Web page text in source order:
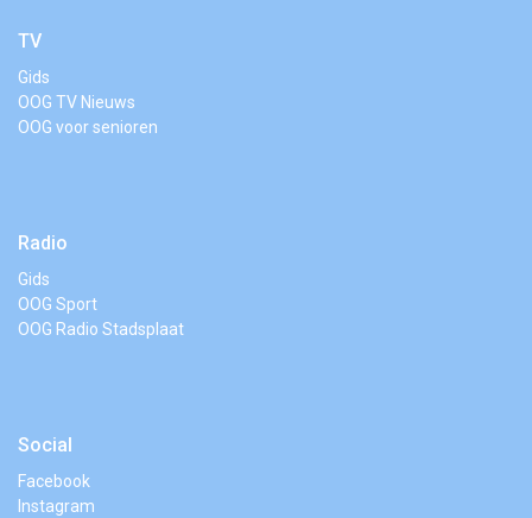
TV
Gids
OOG TV Nieuws
OOG voor senioren
Radio
Gids
OOG Sport
OOG Radio Stadsplaat
Social
Facebook
Instagram